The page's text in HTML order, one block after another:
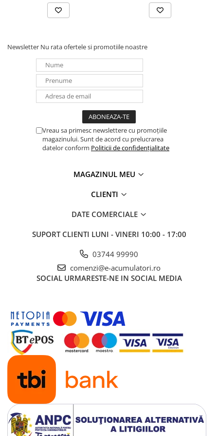
Panouri portabile
Intrerupatoare si prize
Dulapuri pentru cablare
structurata
Tablouri electrice
Lumina (Becuri si Lanterne)
Acumulatori
OUTLET
Pompe de caldura
Newsletter Nu rata ofertele si promotiile noastre
Vreau sa primesc newslettere cu promoțiile
magazinului. Sunt de acord cu prelucrarea
datelor conform Politicii de confidențialitate
MAGAZINUL MEU
CLIENTI
DATE COMERCIALE
SUPORT CLIENTI LUNI - VINERI 10:00 - 17:00
03744 99990
comenzi@e-acumulatori.ro
SOCIAL URMARESTE-NE IN SOCIAL MEDIA